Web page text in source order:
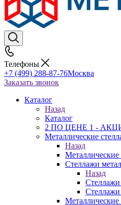
Телефоны
+7 (499) 288-87-76Москва
Заказать звонок
Каталог
Назад
Каталог
2 ПО ЦЕНЕ 1 -
Металлические
Назад
Металлические
Стеллажи
Назад
Стеллажи
Стеллажи